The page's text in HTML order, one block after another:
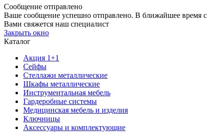
Сообщение отправлено
Ваше сообщение успешно отправлено. В ближайшее время с
Вами свяжется наш специалист
Закрыть окно
Каталог
Акция 1+1
Сейфы
Стеллажи металлические
Шкафы металлические
Инструментальная мебель
Гардеробные системы
Медицинская мебель и изделия
Ключницы
Аксессуары и комплектующие